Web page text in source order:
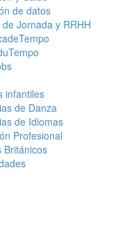
de datos
Jornada y RRHH
infantiles
de Danza
de Idiomas
Profesional
Británicos